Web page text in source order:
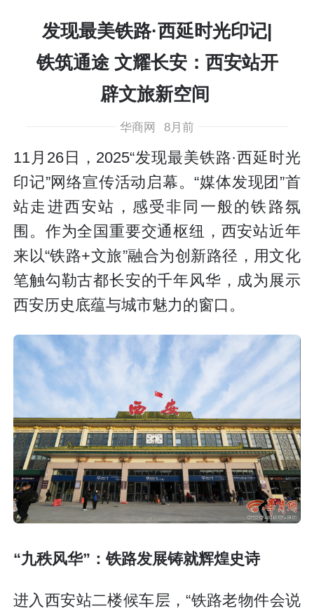
发现最美铁路·西延时光印记|
铁筑通途 文耀长安：西安站开
辟文旅新空间
华商网 8月前
11月26日，2025“发现最美铁路·西延时光
印记”网络宣传活动启幕。“媒体发现团”首
站走进西安站，感受非同一般的铁路氛
围。作为全国重要交通枢纽，西安站近年
来以“铁路+文旅”融合为创新路径，用文化
笔触勾勒古都长安的千年风华，成为展示
西安历史底蕴与城市魅力的窗口。
“九秩风华”：铁路发展铸就辉煌史诗
进入西安站二楼候车层，“铁路老物件会说